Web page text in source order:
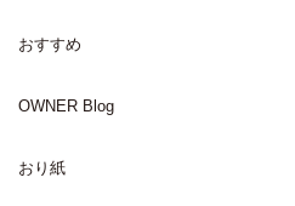
おすすめ
OWNER Blog
おり紙